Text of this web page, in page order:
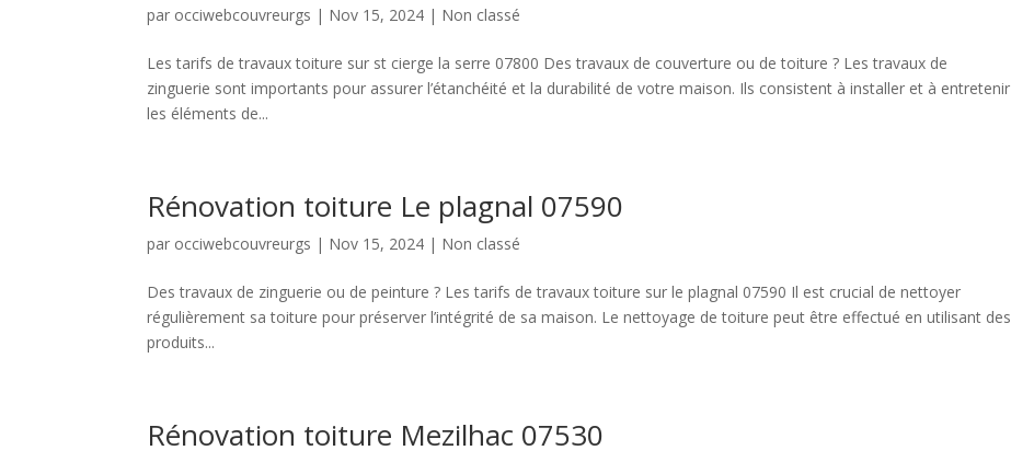
par occiwebcouvreurgs | Nov 15, 2024 | Non classé
Les tarifs de travaux toiture sur st cierge la serre 07800 Des travaux de couverture ou de toiture ? Les travaux de
zinguerie sont importants pour assurer l’étanchéité et la durabilité de votre maison. Ils consistent à installer et à entretenir
les éléments de...
Rénovation toiture Le plagnal 07590
par occiwebcouvreurgs | Nov 15, 2024 | Non classé
Des travaux de zinguerie ou de peinture ? Les tarifs de travaux toiture sur le plagnal 07590 Il est crucial de nettoyer
régulièrement sa toiture pour préserver l’intégrité de sa maison. Le nettoyage de toiture peut être effectué en utilisant des
produits...
Rénovation toiture Mezilhac 07530